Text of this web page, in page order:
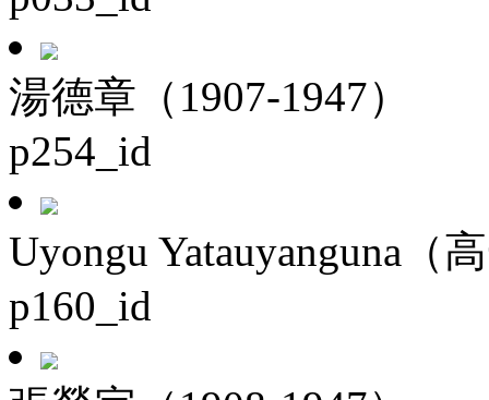
湯德章（1907-1947）
p254_id
Uyongu Yatauyanguna（
p160_id